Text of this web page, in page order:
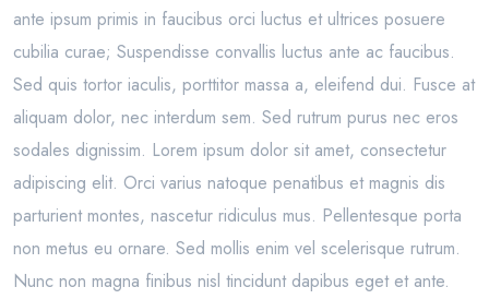
ante ipsum primis in faucibus orci luctus et ultrices posuere
cubilia curae; Suspendisse convallis luctus ante ac faucibus.
Sed quis tortor iaculis, porttitor massa a, eleifend dui. Fusce at
aliquam dolor, nec interdum sem. Sed rutrum purus nec eros
sodales dignissim. Lorem ipsum dolor sit amet, consectetur
adipiscing elit. Orci varius natoque penatibus et magnis dis
parturient montes, nascetur ridiculus mus. Pellentesque porta
non metus eu ornare. Sed mollis enim vel scelerisque rutrum.
Nunc non magna finibus nisl tincidunt dapibus eget et ante.